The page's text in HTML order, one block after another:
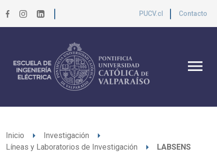
PUCV.cl Contacto
menu
Inicio arrow_right Investigación arrow_right
Líneas y Laboratorios de Investigación arrow_right LABSENS